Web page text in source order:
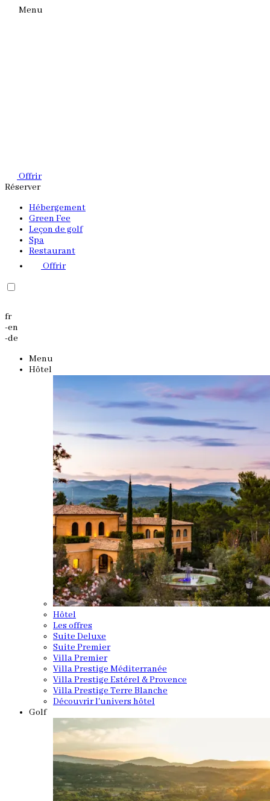
Menu
Offrir
Réserver
Hébergement
Green Fee
Leçon de golf
Spa
Restaurant
Offrir
fr
-en
-de
Menu
Hôtel
Hôtel
Les offres
Suite Deluxe
Suite Premier
Villa Premier
Villa Prestige Méditerranée
Villa Prestige Estérel & Provence
Villa Prestige Terre Blanche
Découvrir l'univers hôtel
Golf